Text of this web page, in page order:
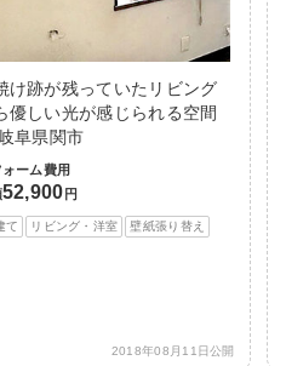
け跡が残っていたリビング
優しい光が感じられる空間
阜県関市
ォーム費用
52,900 円
て リビング・洋室 壁紙張り替え
2018年08月11日公開